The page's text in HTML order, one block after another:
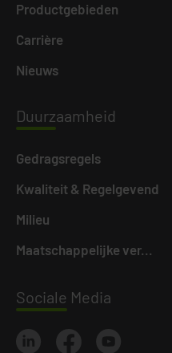
Sociale Media
Productgebieden
Carrière
Nieuws
Duurzaamheid
Gedragsregels
Kwaliteit & Regelgevend
Milieu
Maatschappelijke ver...